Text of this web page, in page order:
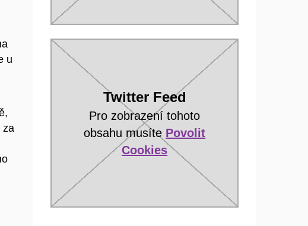
u
za
Twitter Feed
Pro zobrazení tohoto
obsahu musíte Povolit
Cookies